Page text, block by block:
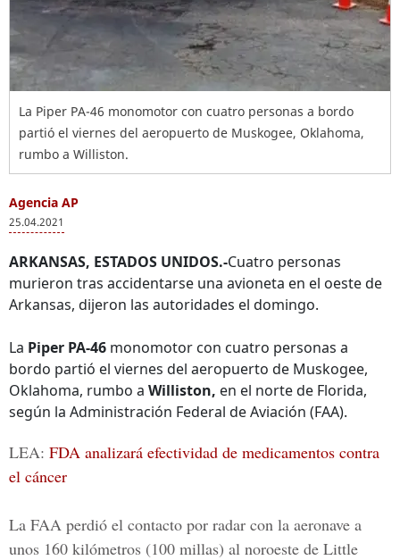
La Piper PA-46 monomotor con cuatro personas a bordo
partió el viernes del aeropuerto de Muskogee, Oklahoma,
rumbo a Williston.
Agencia AP
25.04.2021
ARKANSAS, ESTADOS UNIDOS.-Cuatro personas
murieron tras accidentarse una avioneta en el oeste de
Arkansas, dijeron las autoridades el domingo.
La Piper PA-46 monomotor con cuatro personas a
bordo partió el viernes del aeropuerto de Muskogee,
Oklahoma, rumbo a Williston, en el norte de Florida,
según la Administración Federal de Aviación (FAA).
LEA: FDA analizará efectividad de medicamentos contra
el cáncer
La FAA perdió el contacto por radar con la aeronave a
unos 160 kilómetros (100 millas) al noroeste de Little